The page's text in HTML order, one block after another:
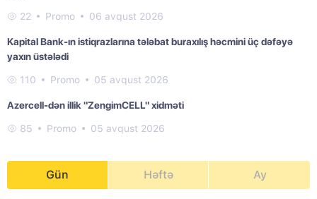
22 Promo 06 avqust 2026
Kapital Bank-ın istiqrazlarına tələbat buraxılış həcmini üç dəfəyə
yaxın üstələdi
110 Promo 05 avqust 2026
Azercell-dən illik "ZengimCELL" xidməti
85 Promo 05 avqust 2026
Gün Həftə Ay